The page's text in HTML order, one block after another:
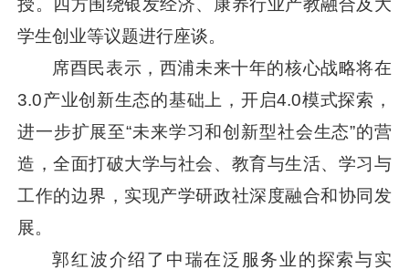
学生创业等议题进行座谈。
席酉民表示，西浦未来十年的核心战略将在
3.0产业创新生态的基础上，开启4.0模式探索，
进一步扩展至“未来学习和创新型社会生态”的营
造，全面打破大学与社会、教育与生活、学习与
工作的边界，实现产学研政社深度融合和协同发
展。
郭红波介绍了中瑞在泛服务业的探索与实